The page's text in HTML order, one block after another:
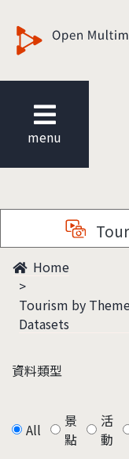
menu
Home
Tourism by
Datasets
資料類型
All
景
點
活
動